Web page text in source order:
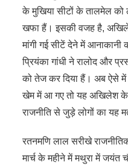
के मुखिया सीटों के तालमेल
खफा हैं। इसकी वजह है,
मांगी गई सीटें देने में
प्रियंका गांधी ने रालोद और
को तेज कर दिया हैं। अब ऐसे में
खेम में आ गए तो यह अखिलेश के
राजनीति से जुड़े लोगों का यह
रतनमणि लाल सरीखे
मार्च के महीने में मथुरा में